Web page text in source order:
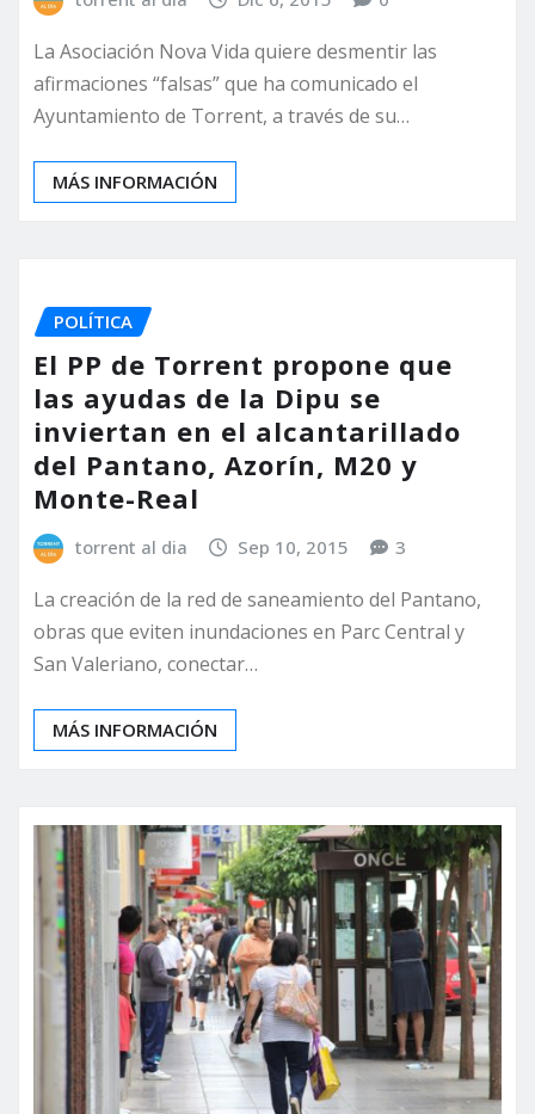
La Asociación Nova Vida quiere desmentir las
afirmaciones “falsas” que ha comunicado el
Ayuntamiento de Torrent, a través de su…
MÁS INFORMACIÓN
POLÍTICA
El PP de Torrent propone que
las ayudas de la Dipu se
inviertan en el alcantarillado
del Pantano, Azorín, M20 y
Monte-Real
torrent al dia Sep 10, 2015 3
La creación de la red de saneamiento del Pantano,
obras que eviten inundaciones en Parc Central y
San Valeriano, conectar…
MÁS INFORMACIÓN